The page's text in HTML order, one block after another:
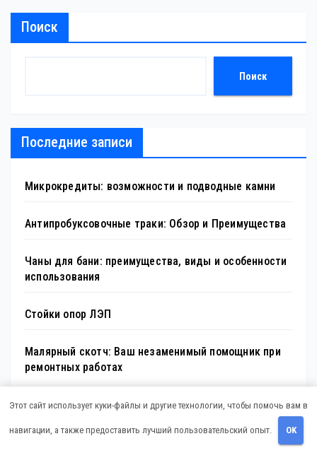
Поиск
Поиск
Последние записи
Микрокредиты: возможности и подводные камни
Антипробуксовочные траки: Обзор и Преимущества
Чаны для бани: преимущества, виды и особенности
использования
Стойки опор ЛЭП
Малярный скотч: Ваш незаменимый помощник при
ремонтных работах
Этот сайт использует куки-файлы и другие технологии, чтобы помочь вам в
навигации, а также предоставить лучший пользовательский опыт. OK